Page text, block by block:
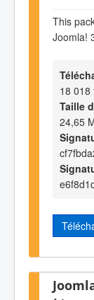
This
Joomla!
18 018
Taille
24,65